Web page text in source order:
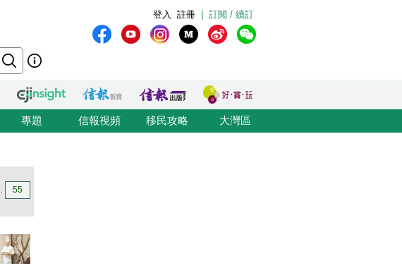
訂閱 / 續訂
註冊
登入
專題 信報視頻 移民攻略 大灣區
55